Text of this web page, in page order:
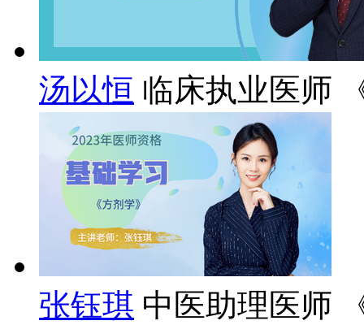
汤以恒 临床执业医师
张钰琪 中医助理医师